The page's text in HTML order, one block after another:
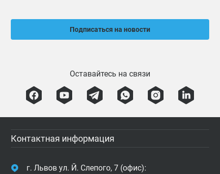
Подписаться на новости
Оставайтесь на связи
Контактная информация
г. Львов ул. Й. Слепого, 7 (офис):